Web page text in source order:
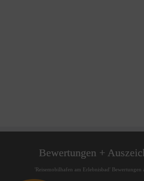
Bewertungen +
'Reisemobilhafen am Erlebnisbad'